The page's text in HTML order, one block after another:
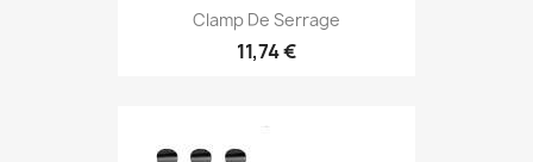
Clamp De Serrage
11,74 €